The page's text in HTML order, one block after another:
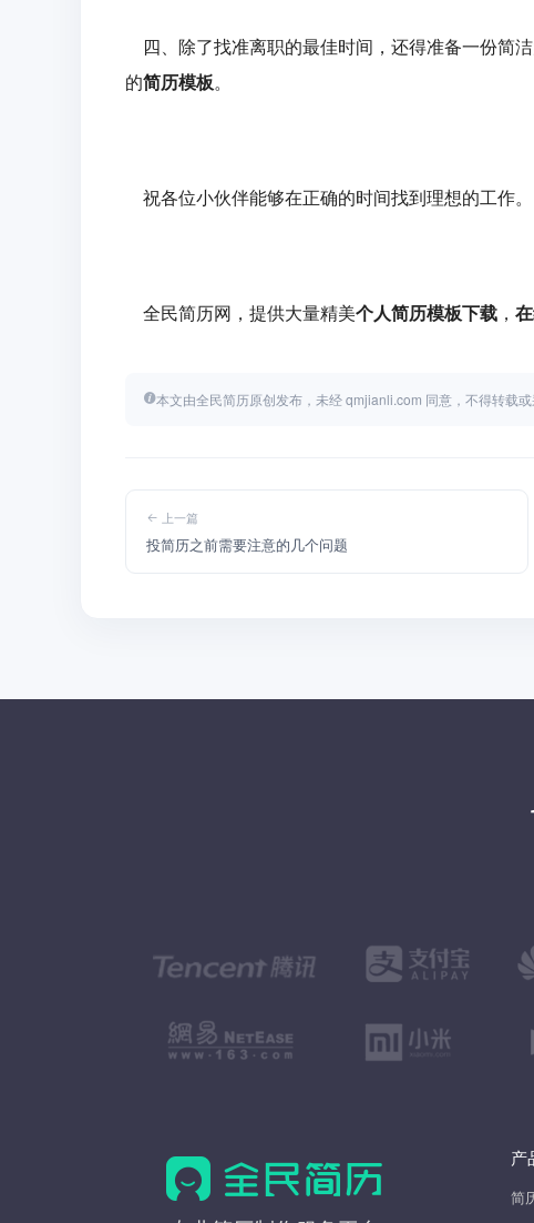
四、除了找准离职的最佳时间，还得准备一份简洁
的简历模板。
祝各位小伙伴能够在正确的时间找到理想的工作。
全民简历网，提供大量精美个人简历模板下载 ，
本文由全民简历原创发布，未经 qmjianli.com 同意，不得转载或
上一篇
投简历之前需要注意的几个问题
产
简